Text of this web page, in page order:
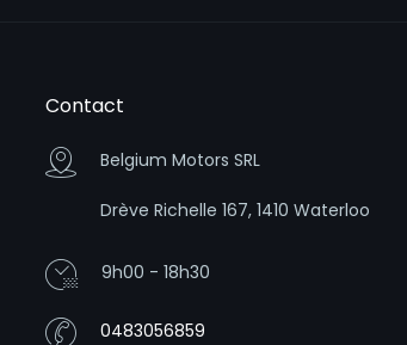
Contact
Belgium Motors SRL
Drève Richelle 167, 1410 Waterloo
9h00 - 18h30
0483056859